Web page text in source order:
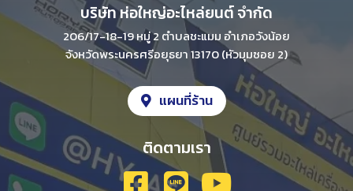
บริษัท ห่อใหญ่อะไหล่ยนต์ จํากัด
206/17-18-19 หมู่ 2 ตําบลชะแมม อําเภอวังน้อย
จังหวัดพระนครศรีอยุธยา 13170 (หัวมุมซอย 2)
แผนที่ร้าน
ติดตามเรา